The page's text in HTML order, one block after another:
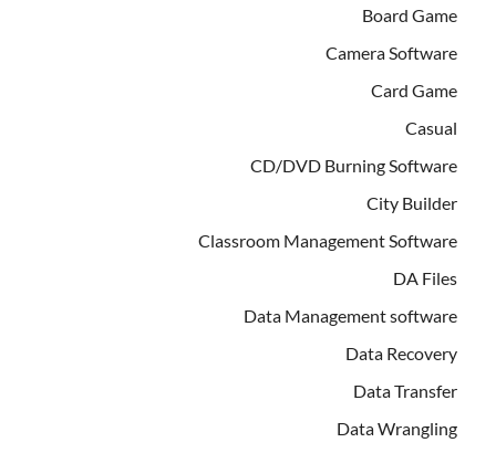
Board Game
Camera Software
Card Game
Casual
CD/DVD Burning Software
City Builder
Classroom Management Software
DA Files
Data Management software
Data Recovery
Data Transfer
Data Wrangling